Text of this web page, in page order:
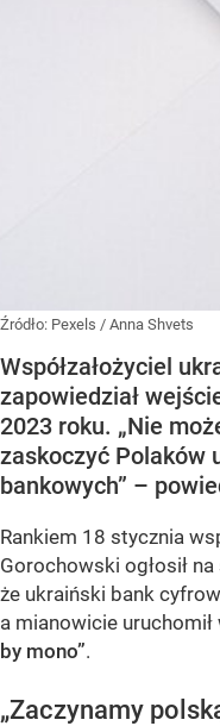
Źródło: Pexels / Anna Shvets
Współzałożyciel
zapowiedział
2023 roku. „Nie
zaskoczyć Polaków
bankowych” –
Rankiem 18 stycznia
Gorochowski ogłosił
że ukraiński bank
a mianowicie
by mono”.
„Zaczynamy